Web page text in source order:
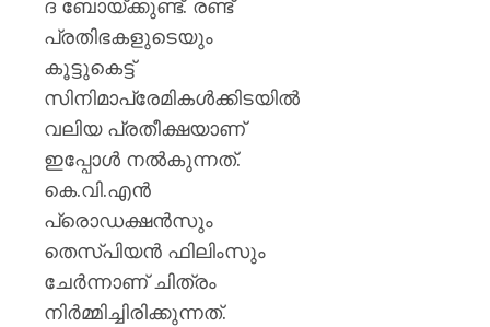
ദ ബോയ്ക്കുണ്ട്. രണ്ട്
പ്രതിഭകളുടെയും
കൂട്ടുകെട്ട്
സിനിമാപ്രേമികൾക്കിടയിൽ
വലിയ പ്രതീക്ഷയാണ്
ഇപ്പോൾ നൽകുന്നത്.
കെ.വി.എൻ
പ്രൊഡക്ഷൻസും
തെസ്പിയൻ ഫിലിംസും
ചേർന്നാണ് ചിത്രം
നിർമ്മിച്ചിരിക്കുന്നത്.